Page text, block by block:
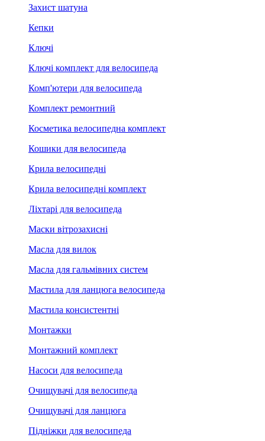
Захист шатуна
Кепки
Ключі
Ключі комплект для велосипеда
Комп'ютери для велосипеда
Комплект ремонтний
Косметика велосипедна комплект
Кошики для велосипеда
Крила велосипедні
Крила велосипедні комплект
Ліхтарі для велосипеда
Маски вітрозахисні
Масла для вилок
Масла для гальмівних систем
Мастила для ланцюга велосипеда
Мастила консистентні
Монтажки
Монтажний комплект
Насоси для велосипеда
Очищувачі для велосипеда
Очищувачі для ланцюга
Підніжки для велосипеда